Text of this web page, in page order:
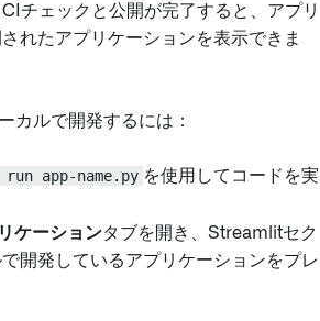
チェックと公開が完了すると、アプリ
れたアプリケーションを表示できま
カルで開発するには：
app-name.py を使用してコードを実
ケーションタブを開き、Streamlitセク
開発しているアプリケーションをプレ